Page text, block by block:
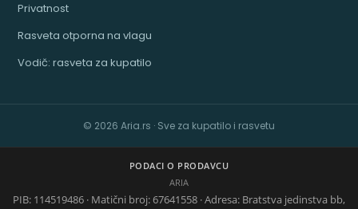
Privatnost
Rasveta otporna na vlagu
Vodič: rasveta za kupatilo
© 2026 Aria.rs · Sve za kupatilo i rasvetu
PODACI O PRODAVCU
ARIA
PIB: 114519486 · Matični broj: 67641558 · Adresa: Bratstva jedinstva bb,